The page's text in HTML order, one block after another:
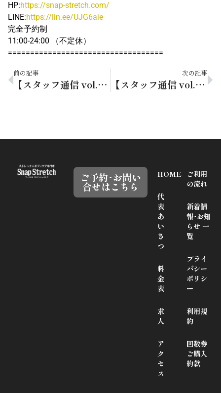
HP:https://snap-stretch.com/
LINE:https://lin.ee/UJG6aie
完全予約制
11:00-24:00 （不定休）
===================================
前の記事
【スタッフ通信 vol.36】塩のこだわり
次の記事
【スタッフ通信 vol.37】Happy holidays!!
HOME
代
表
あ
い
さ
つ
料
金
表
求
人
ア
ク
セ
ス
ご利用
の流れ
新着情
報･お知
らせ 一
覧
プライ
バシー
ポリシ
ー
利用規
約
回数券
ご購入
約款
ご予約･お問い
合せはこちら